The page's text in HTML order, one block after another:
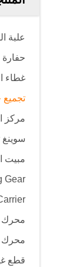
علبة
حفارة
غطاء
مركز
مبيت
Gear
محرك
محرك
قطع